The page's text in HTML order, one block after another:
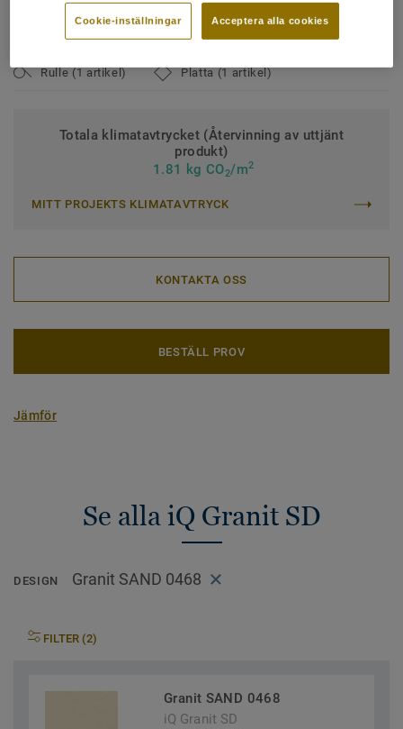
Ytbehandling:iQ PUR
Rulle (1 artikel) Platta (1 artikel)
Totala klimatavtrycket (Återvinning av uttjänt
produkt)
1.81 kg CO2/m2
MITT PROJEKTS KLIMATAVTRYCK
KONTAKTA OSS
BESTÄLL PROV
Jämför
Se alla iQ Granit SD
DESIGN Granit SAND 0468
FILTER (2)
Granit SAND 0468
iQ Granit SD
Acceptera alla cookies
Cookie-inställningar